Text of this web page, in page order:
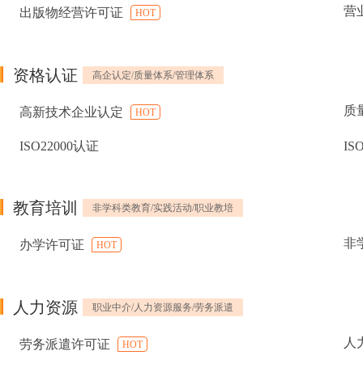
出版物经营许可证 HOT 营
资格认证 高企认定/质量体系/管理体系
高新技术企业认定 HOT 质
ISO22000认证
教育培训 非学科类教育/实践活动/职业教培
办学许可证 HOT 非
人力资源 职业中介/人力资源服务/劳务派遣
劳务派遣许可证 HOT 人